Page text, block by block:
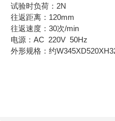
试验时负荷：2N
往返距离：120mm
往返速度：30次/min
电源：AC 220V 50Hz
外形规格：约